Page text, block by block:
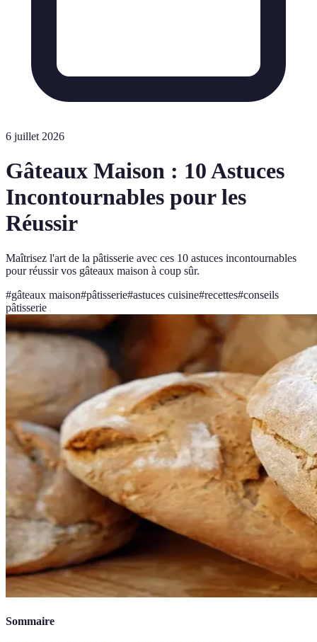
6 juillet 2026
Gâteaux Maison : 10 Astuces
Incontournables pour les
Réussir
Maîtrisez l'art de la pâtisserie avec ces 10 astuces incontournables
pour réussir vos gâteaux maison à coup sûr.
#gâteaux maison#pâtisserie#astuces cuisine#recettes#conseils
pâtisserie
Sommaire